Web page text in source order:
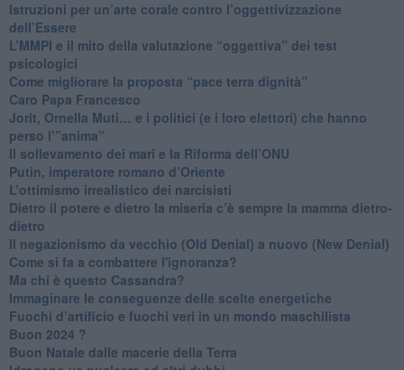
Istruzioni per un’arte corale contro l’oggettivizzazione
dell’Essere
​L’MMPI e il mito della valutazione “oggettiva” dei test
psicologici
Come migliorare la proposta “pace terra dignità”
Caro Papa Francesco
​Jorit, Ornella Muti… e i politici (e i loro elettori) che hanno
perso l’”anima”
​Il sollevamento dei mari e la Riforma dell’ONU
Putin, imperatore romano d’Oriente
​L’ottimismo irrealistico dei narcisisti
​Dietro il potere e dietro la miseria c’è sempre la mamma dietro-
dietro
Il negazionismo da vecchio (Old Denial) a nuovo (New Denial)
Come si fa a combattere l'ignoranza?
Ma chi è questo Cassandra?
Immaginare le conseguenze delle scelte energetiche
​Fuochi d’artificio e fuochi veri in un mondo maschilista
Buon 2024 ?
​Buon Natale dalle macerie della Terra